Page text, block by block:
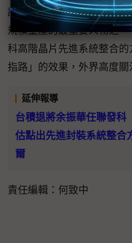
說是推動台積電CoWoS與
規模量產的最重要人物之
科高階晶片先進系統整合
指路」的效果，外界高度關
延伸報導
台積退將余振華任聯發
估點出先進封裝系統整合
爾
責任編輯：何致中